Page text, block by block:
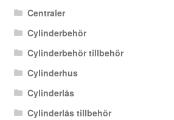
Centraler
Cylinderbehör
Cylinderbehör tillbehör
Cylinderhus
Cylinderlås
Cylinderlås tillbehör